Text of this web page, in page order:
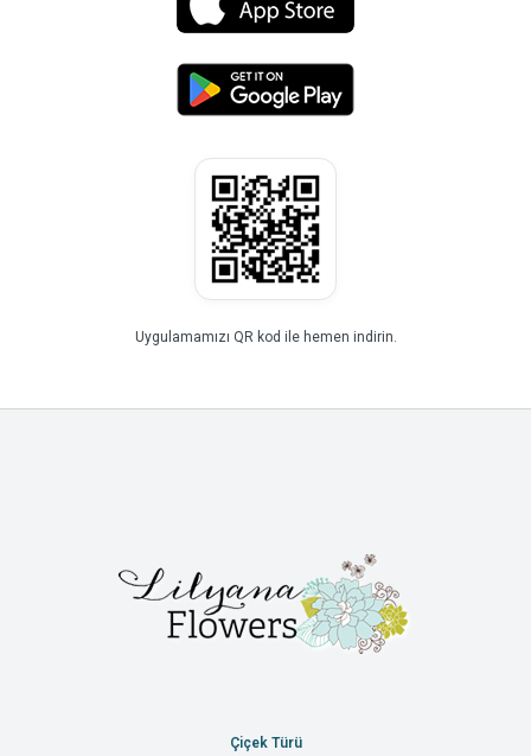
Uygulamamızı QR kod ile hemen indirin.
Çiçek Türü